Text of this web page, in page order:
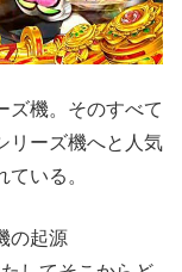
ズ機。そのすべて
リーズ機へと人気
いる。
の起源